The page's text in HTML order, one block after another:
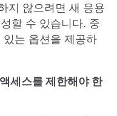
지 않으려면 새 응용
할 수 있습니다. 중
있는 옵션을 제공하
세스를 제한해야 한